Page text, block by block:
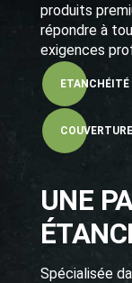
produits
répondre à
exigences
ETANCHÉITÉ
COUVERTURE
UNE
Spécialisée